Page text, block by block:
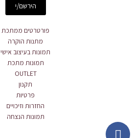
הירשם/י
פורטרטים ממתכת
מתנות הוקרה
תמונות בעיצוב אישי
תמונות מתכת
OUTLET
תקנון
פרטיות
החזרות וזיכויים
תמונות הנצחה
Facebook
Instagram
Whatsapp